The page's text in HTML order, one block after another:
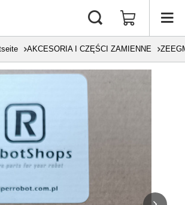
AKCESORIA I CZĘŚCI ZAMIENNE